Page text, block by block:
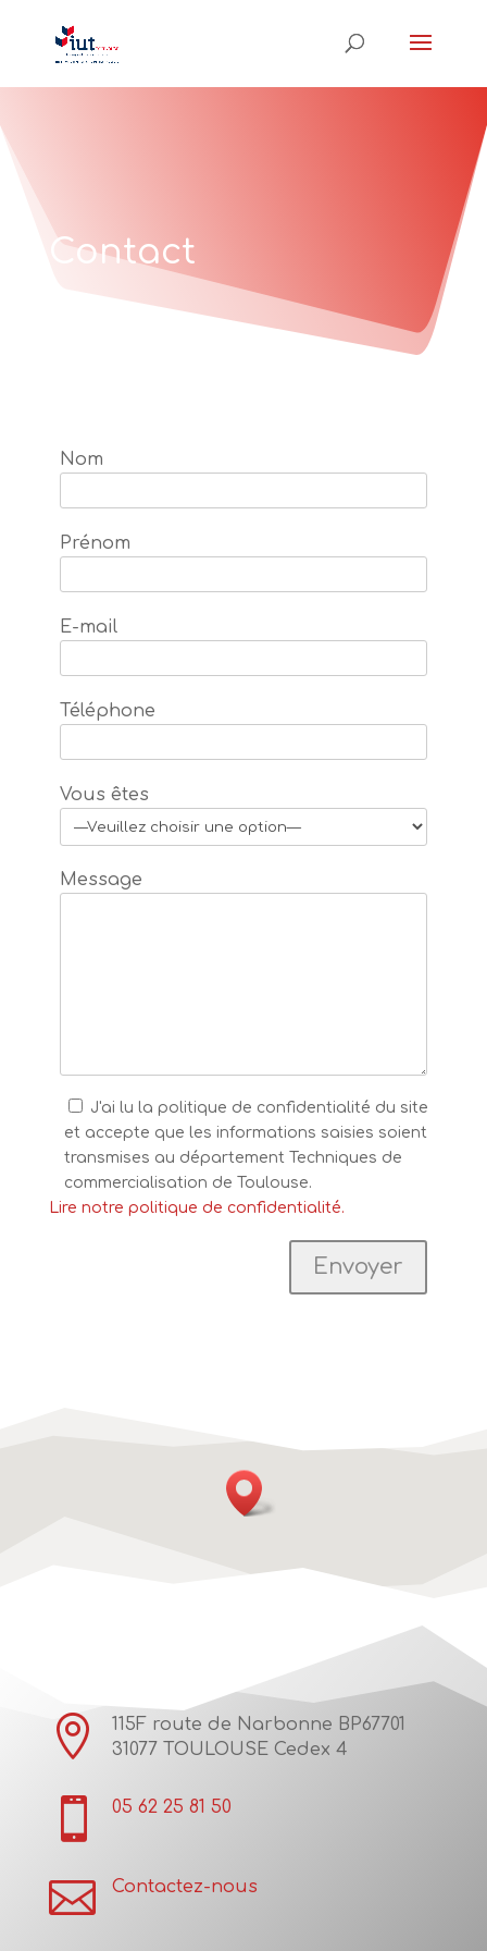
Contact
Nom
Prénom
E-mail
Téléphone
Vous êtes
Message
J'ai lu la politique de confidentialité du site
et accepte que les informations saisies soient
transmises au département Techniques de
commercialisation de Toulouse.
Lire notre politique de confidentialité.

115F route de Narbonne BP67701
31077 TOULOUSE Cedex 4
 05 62 25 81 50
 Contactez-nous